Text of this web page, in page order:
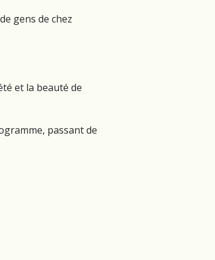
gens de chez
et la beauté de
passant de